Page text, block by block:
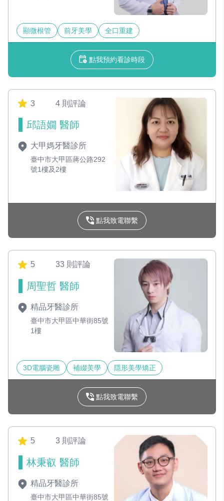
顯微根管 前牙美學 全口重建
點我預約看診時段
3 4 則評論
邱語嫺 醫師
大甲媽牙醫診所
臺中市大甲區蔣公路292
號1樓及2樓
點我致電聯繫
5 33 則評論
周聖哲 醫師
精品牙醫診所
臺中市大甲區中華街85號
1樓
3D電腦瓷雕 補綴美學 隱形美學矯正
點我致電聯繫
5 3 則評論
林秉叡 醫師
精品牙醫診所
臺中市大甲區中華街85號